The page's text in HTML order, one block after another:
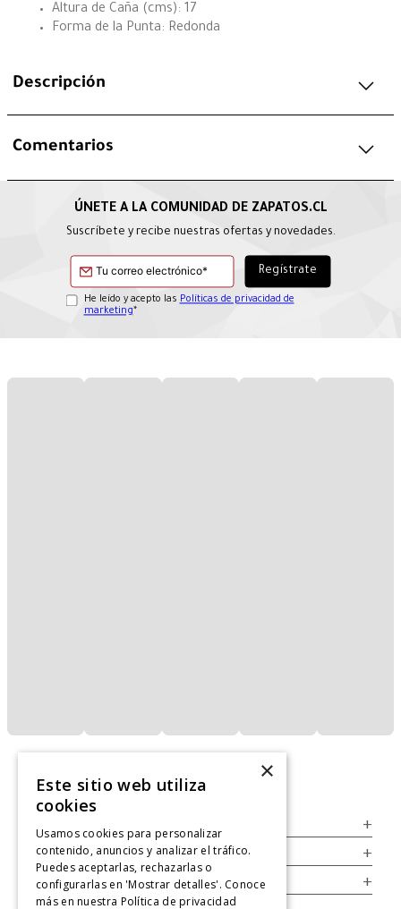
Altura de Caña (cms): 17
Forma de la Punta: Redonda
Descripción
Comentarios
Suscríbete y recibe nuestras ofertas y novedades.
He leído y acepto las Políticas de privacidad de
marketing*
+
Legal +
Cuenta +
×
Este sitio web utiliza
cookies
Usamos cookies para personalizar
contenido, anuncios y analizar el tráfico.
Puedes aceptarlas, rechazarlas o
configurarlas en 'Mostrar detalles'. Conoce
más en nuestra Política de privacidad